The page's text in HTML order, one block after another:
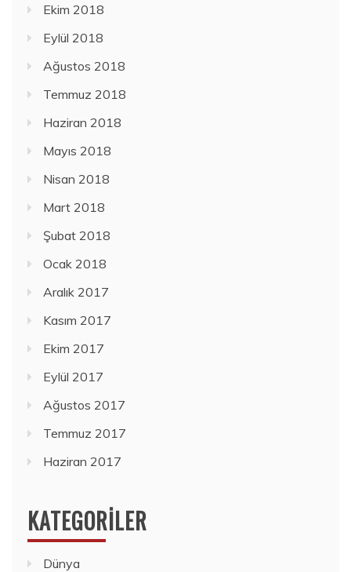
Ekim 2018
Eylül 2018
Ağustos 2018
Temmuz 2018
Haziran 2018
Mayıs 2018
Nisan 2018
Mart 2018
Şubat 2018
Ocak 2018
Aralık 2017
Kasım 2017
Ekim 2017
Eylül 2017
Ağustos 2017
Temmuz 2017
Haziran 2017
KATEGORILER
Dünya